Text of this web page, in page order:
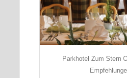
Parkhotel Zum Stern